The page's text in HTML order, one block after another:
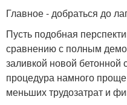
Главное - добраться до
Пусть подобная
сравнению с полным
заливкой новой бетонной
процедура намного
меньших трудозатрат и